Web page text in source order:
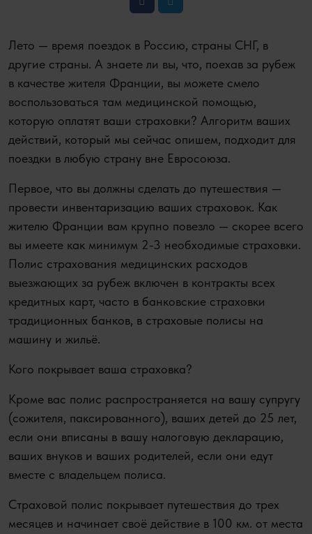
Лето — время поездок в Россию, страны СНГ, в
другие страны. А знаете ли вы, что, поехав за рубеж
в качестве жителя Франции, вы можете смело
воспользоваться там медицинской помощью,
которую оплатят ваши страховки? Алгоритм ваших
действий, который мы сейчас опишем, подходит для
поездки в любую страну вне Евросоюза.
Первое, что вы должны сделать до путешествия —
провести инвентаризацию ваших страховок. Как
жителю Франции вам крупно повезло — скорее всего
вы имеете как минимум 2-3 необходимые страховки.
Полис страхования медицинских расходов
выезжающих за рубеж включен в контракты всех
кредитных карт, часто в банковские страховки
традиционных банков, в страховые полисы на
машину и жильё.
Кого покрывает ваша страховка?
Кроме вас полис распространяется на вашу супругу
(сожителя, паксированного), ваших детей до 25 лет,
если они вписаны в вашу налоговую декларацию,
ваших внуков и ваших родителей, если они едут
вместе с владельцем полиса.
Страховой полис покрывает путешествия до трех
месяцев и начинает своё действие в 100 км. от места